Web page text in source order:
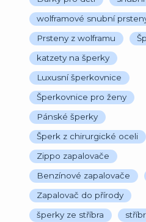
wolframové snubní
Prsteny z wolframu
katzety na šperky
Luxusní šperkovnice
Šperkovnice pro ženy
Pánské šperky
Šperk z chirurgické oceli
Zippo zapalovače
Benzínové zapalovače
Zapalovač do přírody
šperky ze stříbra